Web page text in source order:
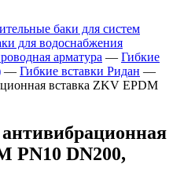
баки для систем
для водоснабжения
арматура — Гибкие
— Гибкие вставки Ридан —
вставка ZKV EPDM
PN10 DN200,